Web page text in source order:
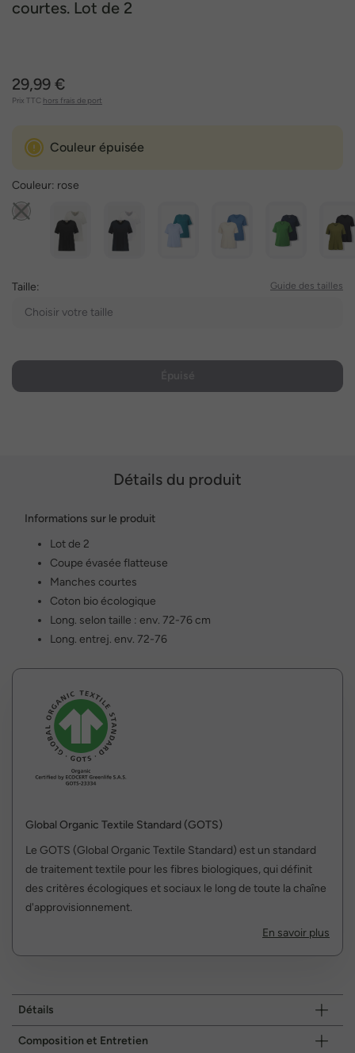
courtes. Lot de 2
29,99 €
Prix TTC hors frais de port
Couleur épuisée
Couleur: rose
Taille: Guide des tailles
Choisir votre taille
Détails du produit
Informations sur le produit
Lot de 2
Coupe évasée flatteuse
Manches courtes
Coton bio écologique
Long. selon taille : env. 72-76 cm
Long. entrej. env. 72-76
Global Organic Textile Standard (GOTS)
Le GOTS (Global Organic Textile Standard) est un standard
de traitement textile pour les fibres biologiques, qui définit
des critères écologiques et sociaux le long de toute la chaîne
d'approvisionnement.
En savoir plus
Détails
Composition et Entretien